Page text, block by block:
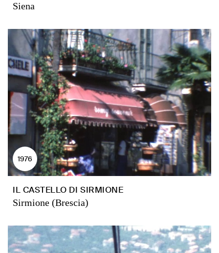
Siena
1976
IL CASTELLO DI SIRMIONE
Sirmione (Brescia)